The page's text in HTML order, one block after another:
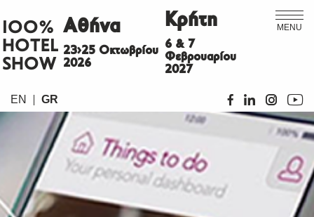
MENU
ΙΟΟ%
HOTEL
SHOW
Αθήνα
23>25 Οκτωβρίου
2026
Κρήτη
6 & 7
Φεβρουαρίου
2027
EN GR